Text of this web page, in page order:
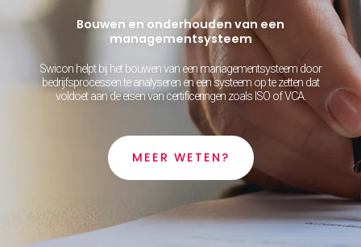
Bouwen en onderhouden van een
managementsysteem
Swicon helpt bij het bouwen van een managementsysteem door
bedrijfsprocessen te analyseren en een systeem op te zetten dat
voldoet aan de eisen van certificeringen zoals ISO of VCA.
MEER WETEN?